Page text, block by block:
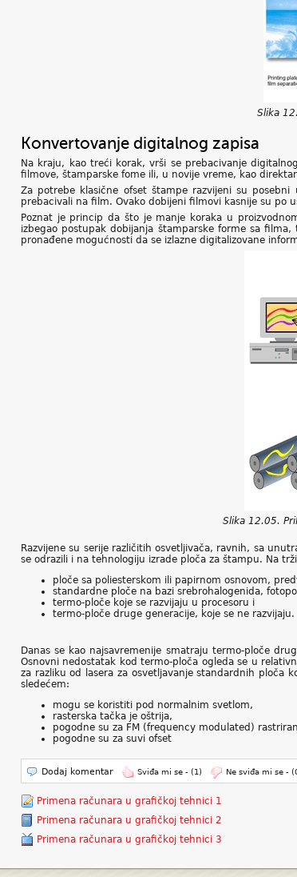
Slika
Konvertovanje digitalnog zapisa
Na kraju, kao treći korak, vrši se prebacivanje
filmove, štamparske fome ili, u novije vreme, kao
Za potrebe klasične ofset štampe razvijeni su
prebacivali na film. Ovako dobijeni filmovi kasnije su po
Poznat je princip da što je manje koraka u
izbegao postupak dobijanja štamparske forme sa
pronađene mogućnosti da se izlazne digitalizovane
Slika 12.05.
Razvijene su serije različitih osvetljivača, ravnih, sa
se odrazili i na tehnologiju izrade ploča za štampu. Na
ploče sa poliesterskom ili papirnom osnovom,
standardne ploče na bazi srebrohalogenida,
termo-ploče koje se razvijaju u procesoru i
termo-ploče druge generacije, koje se ne razvijaju.
Danas se kao najsavremenije smatraju termo-ploče
Osnovni nedostatak kod termo-ploča ogleda se u
za razliku od lasera za osvetljavanje standardnih ploča
sledećem:
mogu se koristiti pod normalnim svetlom,
rasterska tačka je oštrija,
pogodne su za FM (frequency modulated)
pogodne su za suvi ofset
Dodaj komentar Sviđa mi se - (1) Ne sviđa mi se -
Primena računara u grafičkoj tehnici 1
Primena računara u grafičkoj tehnici 2
Primena računara u grafičkoj tehnici 3